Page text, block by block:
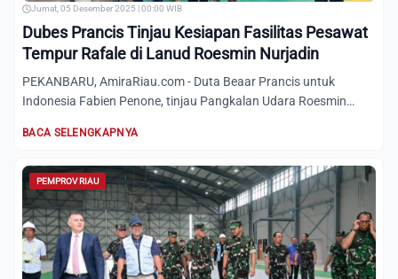
Jumat, 05 Desember 2025 | 00:00 WIB
Dubes Prancis Tinjau Kesiapan Fasilitas Pesawat
Tempur Rafale di Lanud Roesmin Nurjadin
PEKANBARU, AmiraRiau.com - Duta Beaar Prancis untuk
Indonesia Fabien Penone, tinjau Pangkalan Udara Roesmin
BACA SELENGKAPNYA
PEMPROV RIAU